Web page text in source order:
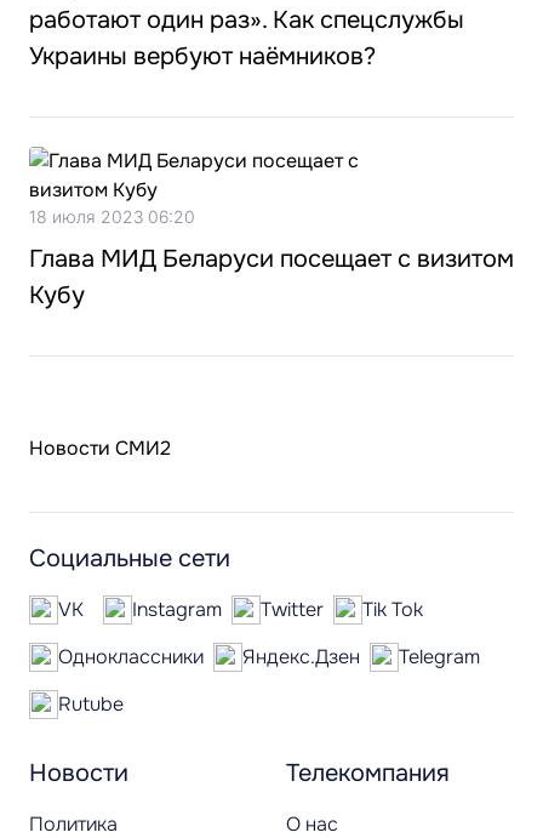
работают один раз». Как спецслужбы
Украины вербуют наёмников?
18 июля 2023 06:20
Глава МИД Беларуси посещает с визитом
Кубу
Новости СМИ2
Новости
Политика
Телекомпания
О нас
Социальные сети
VK Instagram Twitter
Tik Tok
Одноклассники
Яндекс.Дзен
Telegram
Rutube